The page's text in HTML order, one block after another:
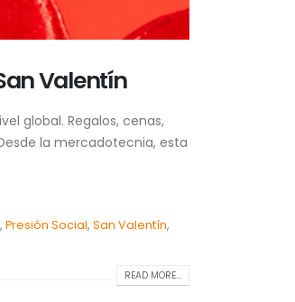
Valentín
global. Regalos, cenas,
la mercadotecnia, esta
, Presión Social, San Valentín,
READ MORE...